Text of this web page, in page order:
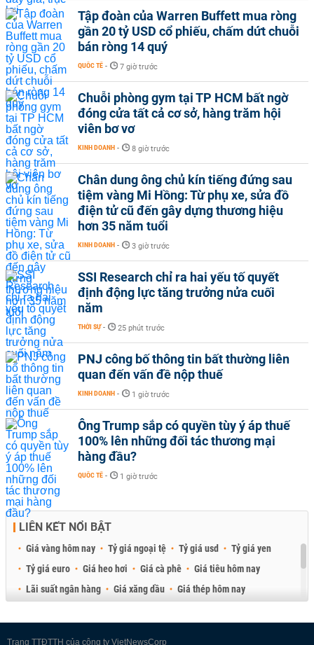
Tập đoàn của Warren Buffett mua ròng
gần 20 tỷ USD cổ phiếu, chấm dứt chuỗi
bán ròng 14 quý
QUỐC TẾ - 7 giờ trước
Chuỗi phòng gym tại TP HCM bất ngờ
đóng cửa tất cả cơ sở, hàng trăm hội
viên bơ vơ
KINH DOANH - 8 giờ trước
Chân dung ông chủ kín tiếng đứng sau
tiệm vàng Mi Hồng: Từ phụ xe, sửa đồ
điện tử cũ đến gây dựng thương hiệu
hơn 35 năm tuổi
KINH DOANH - 3 giờ trước
SSI Research chỉ ra hai yếu tố quyết
định động lực tăng trưởng nửa cuối
năm
THỜI SỰ - 25 phút trước
PNJ công bố thông tin bất thường liên
quan đến vấn đề nộp thuế
KINH DOANH - 1 giờ trước
Ông Trump sắp có quyền tùy ý áp thuế
100% lên những đối tác thương mại
hàng đầu?
QUỐC TẾ - 1 giờ trước
LIÊN KẾT NỔI BẬT
Giá vàng hôm nay Tỷ giá ngoại tệ Tỷ giá usd
Tỷ giá yen
Tỷ giá euro
Giá heo hơi Giá cà phê
Giá tiêu hôm nay
Lãi suất ngân hàng
Giá xăng dầu
Giá thép hôm nay
Trang TTĐTTH của công ty VietNewsCorp